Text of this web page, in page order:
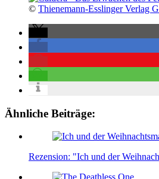
© Thienemann-Esslinger Verlag
Ähnliche Beiträge:
Rezension: "Ich und der